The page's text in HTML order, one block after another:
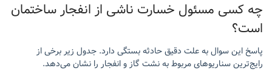
چه کسی مسئول خسارت ناشی از انفجار ساختمان
است؟
پاسخ این سوال به علت دقیق حادثه بستگی دارد. جدول زیر برخی از
رایج‌ترین سناریوهای مربوط به نشت گاز و انفجار را نشان می‌دهد.